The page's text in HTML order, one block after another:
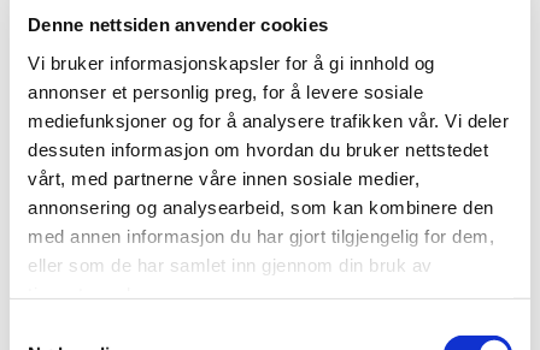
Denne nettsiden anvender cookies
Vi bruker informasjonskapsler for å gi innhold og
annonser et personlig preg, for å levere sosiale
mediefunksjoner og for å analysere trafikken vår. Vi deler
dessuten informasjon om hvordan du bruker nettstedet
vårt, med partnerne våre innen sosiale medier,
annonsering og analysearbeid, som kan kombinere den
med annen informasjon du har gjort tilgjengelig for dem,
eller som de har samlet inn gjennom din bruk av
scenario
Dag to startet med fokus på akutte hendelser da
Einar Flogeland fra Vestfold Interkommunale
Brannvesen snakket om brann, redning og
beredskapsplaner. Han trakk frem praktiske
eksempler på ulykker og understreket hvor
avgjørende språket og det gode samspillet med
sjåføren er når en hendelse først inntreffer.
Resten av dagen ble satt av til praktisk og
interaktiv oppgaveløsning. Ove Erik Vika og Geir